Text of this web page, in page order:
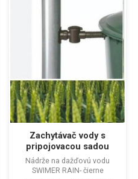
Zachytávač vody s
pripojovacou sadou
Nádrže na dažďovú vodu
SWIMER RAIN- čierne